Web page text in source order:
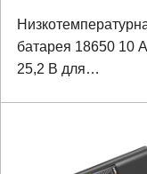
батарея 18650 10
25,2 В для